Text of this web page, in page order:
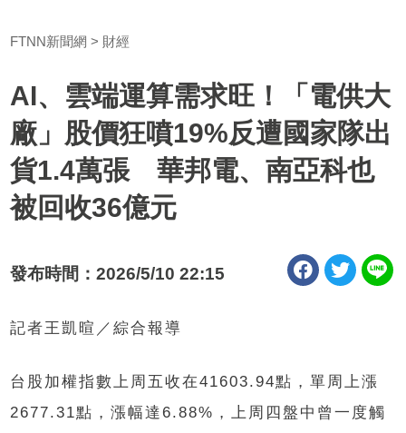
FTNN新聞網 財經
AI、雲端運算需求旺！「電供大
廠」股價狂噴19%反遭國家隊出
貨1.4萬張 華邦電、南亞科也
被回收36億元
發布時間：2026/5/10 22:15
記者王凱暄／綜合報導
台股加權指數上周五收在41603.94點，單周上漲
2677.31點，漲幅達6.88%，上周四盤中曾一度觸